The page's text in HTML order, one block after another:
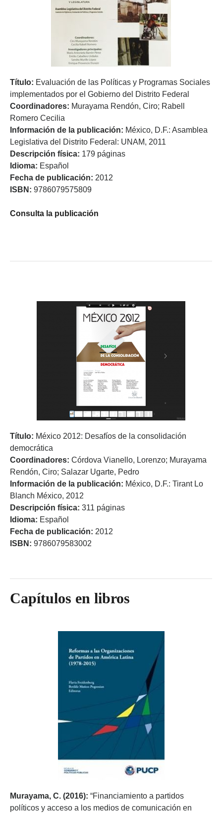
Título: Evaluación de las Políticas y Programas Sociales
implementados por el Gobierno del Distrito Federal
Coordinadores: Murayama Rendón, Ciro; Rabell
Romero Cecilia
Información de la publicación: México, D.F.: Asamblea
Legislativa del Distrito Federal: UNAM, 2011
Descripción física: 179 páginas
Idioma: Español
Fecha de publicación: 2012
ISBN: 9786079575809
Consulta la publicación
Título: México 2012: Desafíos de la consolidación
democrática
Coordinadores: Córdova Vianello, Lorenzo; Murayama
Rendón, Ciro; Salazar Ugarte, Pedro
Información de la publicación: México, D.F.: Tirant Lo
Blanch México, 2012
Descripción física: 311 páginas
Idioma: Español
Fecha de publicación: 2012
ISBN: 9786079583002
Capítulos en libros
Murayama, C. (2016): “Financiamiento a partidos
políticos y acceso a los medios de comunicación en